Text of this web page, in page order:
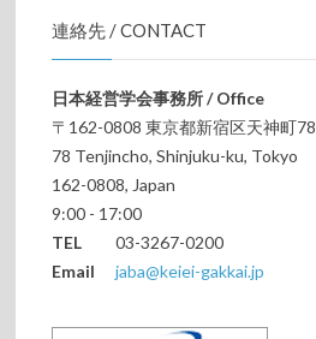
連絡先 / CONTACT
日本経営学会事務所 / Office
〒162-0808 東京都新宿区天神町78
78 Tenjincho, Shinjuku-ku, Tokyo
162-0808, Japan
9:00 - 17:00
TEL03-3267-0200
Emailjaba@keiei-gakkai.jp